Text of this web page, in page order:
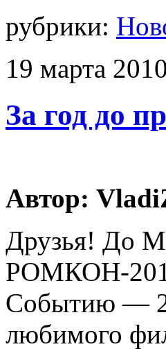
рубрики:
19 марта 2010
За год до
Автор:
Друзья! До
РОМКОН-
Событию —
любимого